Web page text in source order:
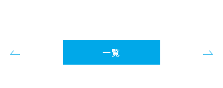
一覧